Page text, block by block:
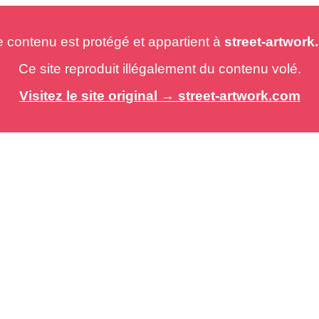
est protégé et appartient à street-
Ce site reproduit illégalement du contenu volé.
Visitez le site original → street-artwork.com